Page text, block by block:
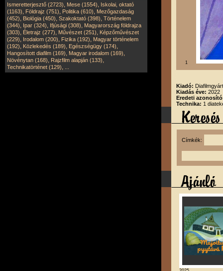
Ismeretterjesztő (2723), Mese (1554), Iskolai, oktató
(1163), Földrajz (751), Politika (610), Mezőgazdaság
(452), Biológia (450), Szakoktató (398), Történelem
(344), Ipar (324), Ifjúsági (308), Magyarország földrajza
(303), Életrajz (277), Művészet (251), Képzőművészet
(229), Irodalom (200), Fizika (192), Magyar történelem
(192), Közlekedés (189), Egészségügy (174),
Hangosított diafilm (169), Magyar irodalom (169),
Növénytan (168), Rajzfilm alapján (133),
Technikatörténet (129),
1
Kiadó:
Kiadás éve: 2022
Eredeti
Technika: 1
Címkék: